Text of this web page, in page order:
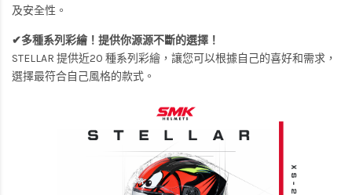
及安全性。
✔多種系列彩繪！提供你源源不斷的選擇！
STELLAR 提供近20 種系列彩繪，讓您可以根據自己的喜好和需求，
選擇最符合自己風格的款式。